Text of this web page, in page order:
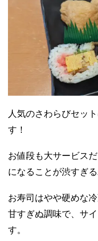
人気のさわらびセッ
す！
お値段も大サービス
になることが渋すぎる
お寿司はやや硬めな
甘すぎぬ調味で、サ
す。